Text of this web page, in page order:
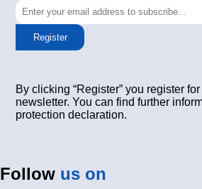
Register
By clicking “Register” you register
newsletter. You can find further
protection declaration.
Follow us on